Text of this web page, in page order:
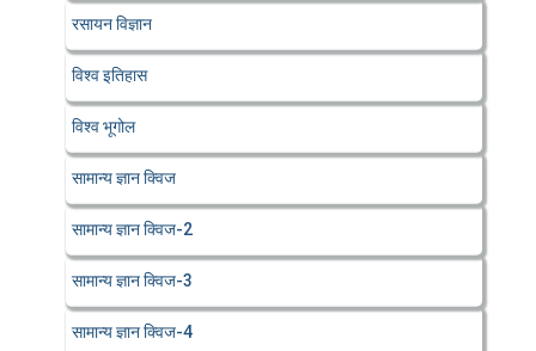
रसायन विज्ञान
विश्व इतिहास
विश्व भूगोल
सामान्य ज्ञान क्विज
सामान्य ज्ञान क्विज-2
सामान्य ज्ञान क्विज-3
सामान्य ज्ञान क्विज-4